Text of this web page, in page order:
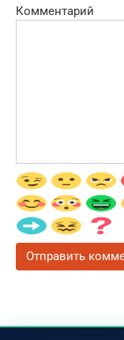
Комментарий